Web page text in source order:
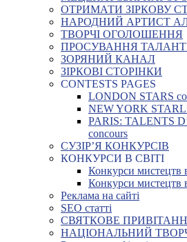
ОТРИМАТИ ЗІРКОВУ
НАРОДНИЙ АРТИСТ
ТВОРЧІ ОГОЛОШЕННЯ
ПРОСУВАННЯ ТАЛАНТІВ:
ЗОРЯНИЙ КАНАЛ
ЗІРКОВІ СТОРІНКИ
CONTESTS PAGES
LONDON STARS
NEW YORK
PARIS: TALENTS
concours
СУЗІР’Я КОНКУРСІВ
КОНКУРСИ В СВІТІ
Конкурси мистецтв
Конкурси мистецтв
Реклама на сайті
SEO статті
СВЯТКОВЕ
НАЦІОНАЛЬНИЙ